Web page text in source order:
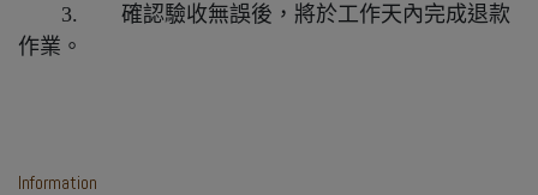
3. 確認驗收無誤後，將於工作天內完成退款
作業。
Information